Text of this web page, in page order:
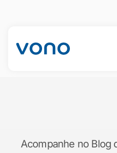
Acompanhe no Blog